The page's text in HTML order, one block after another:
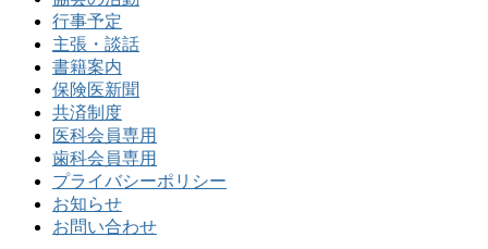
行事予定
主張・談話
書籍案内
保険医新聞
共済制度
医科会員専用
歯科会員専用
プライバシーポリシー
お知らせ
お問い合わせ